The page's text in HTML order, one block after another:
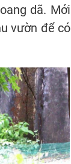
dã. Mới
vườn để có